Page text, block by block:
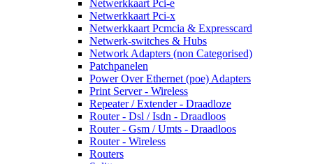
Netwerkkaart Pci-e
Netwerkkaart Pci-x
Netwerkkaart Pcmcia & Expresscard
Netwerk-switches & Hubs
Network Adapters (non Categorised)
Patchpanelen
Power Over Ethernet (poe) Adapters
Print Server - Wireless
Repeater / Extender - Draadloze
Router - Dsl / Isdn - Draadloos
Router - Gsm / Umts - Draadloos
Router - Wireless
Routers